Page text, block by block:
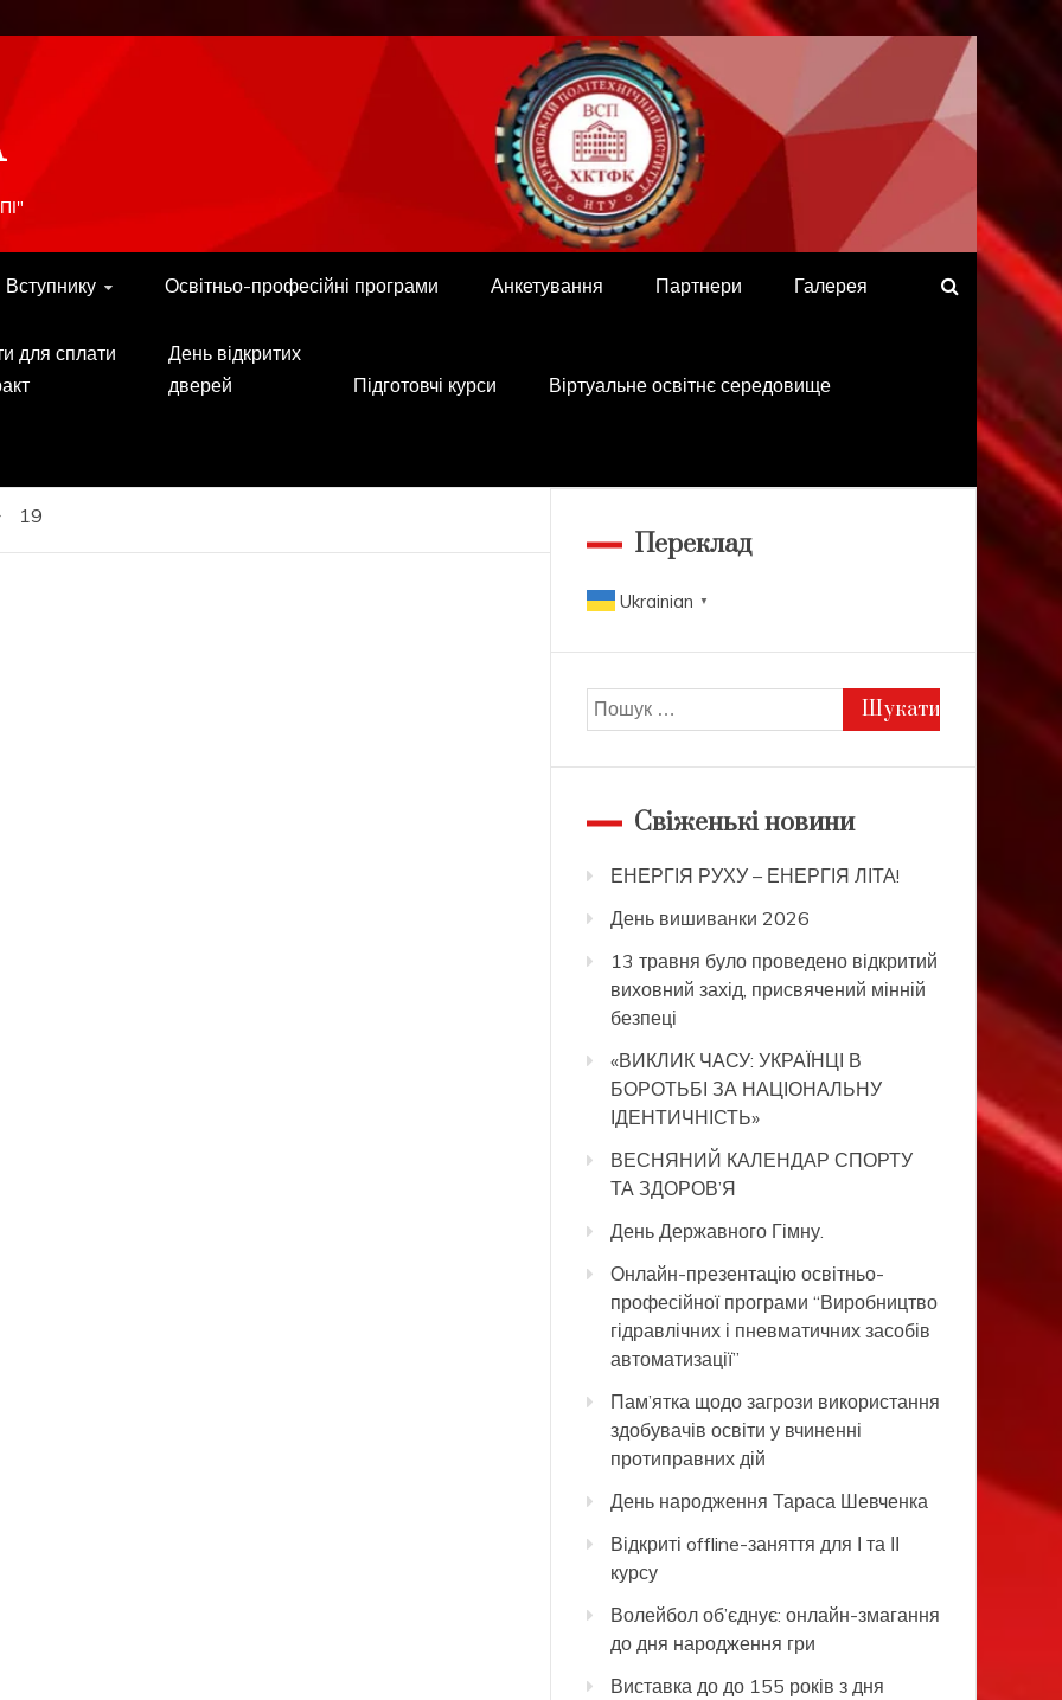
Вступнику Освітньо-професійні програми Анкетування Партнери Галерея
для сплати
День відкритих
дверей
Підготовчі курси Віртуальне освітнє середовище
19
Переклад
Ukrainian ▼
Пошук:
Свіженькі новини
ЕНЕРГІЯ РУХУ – ЕНЕРГІЯ ЛІТА!
День вишиванки 2026
13 травня було проведено відкритий
виховний захід, присвячений мінній
безпеці
«ВИКЛИК ЧАСУ: УКРАЇНЦІ В
БОРОТЬБІ ЗА НАЦІОНАЛЬНУ
ІДЕНТИЧНІСТЬ»
ВЕСНЯНИЙ КАЛЕНДАР СПОРТУ
ТА ЗДОРОВ’Я
День Державного Гімну.
Онлайн-презентацію освітньо-
професійної програми “Виробництво
гідравлічних і пневматичних засобів
автоматизації”
Пам’ятка щодо загрози використання
здобувачів освіти у вчиненні
протиправних дій
День народження Тараса Шевченка
Відкриті offline-заняття для І та ІІ
курсу
Волейбол об’єднує: онлайн-змагання
до дня народження гри
Виставка до до 155 років з дня